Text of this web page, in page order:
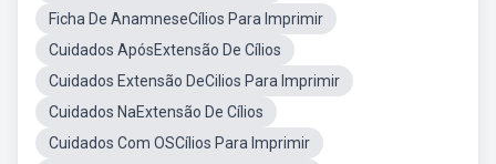
Ficha De AnamneseCílios Para Imprimir
Cuidados ApósExtensão De Cílios
Cuidados Extensão DeCilios Para Imprimir
Cuidados NaExtensão De Cílios
Cuidados Com OSCílios Para Imprimir